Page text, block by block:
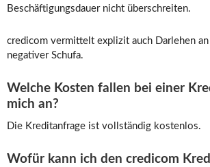
Beschäftigungsdauer nicht überschreiten.
credicom vermittelt explizit auch Darlehen
negativer Schufa.
Welche Kosten fallen bei einer
mich an?
Die Kreditanfrage ist vollständig kostenlos.
Wofür kann ich den credicom